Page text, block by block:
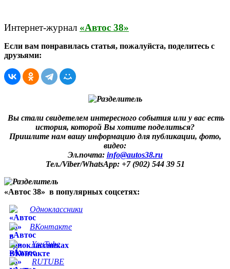
Интернет-журнал «Автос 38»
Если вам понравилась статья, пожалуйста, поделитесь с
друзьями:
Вы стали свидетелем интересного события или у вас есть
история, которой Вы хотите поделиться?
Пришлите нам вашу информацию для публикации, фото,
видео:
Эл.почта: info@autos38.ru
Тел./Viber/WhatsApp: +7 (902) 544 39 51
«Автос 38» в популярных соцсетях:
Одноклассники
ВКонтакте
YouTube
RUTUBE